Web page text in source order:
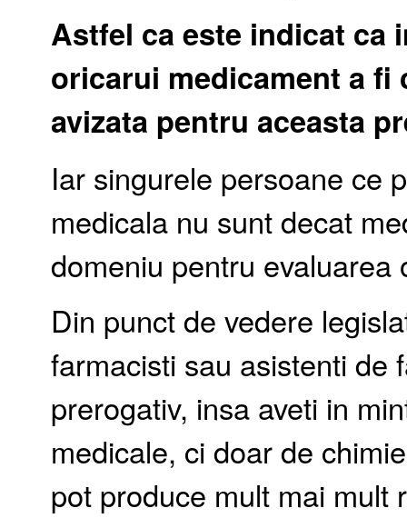
Astfel ca este indicat ca
oricarui medicament a fi
avizata pentru aceasta
Iar singurele persoane ce
medicala nu sunt decat
domeniu pentru evaluarea
Din punct de vedere
farmacisti sau asistenti de
prerogativ, insa aveti in
medicale, ci doar de
pot produce mult mai mult